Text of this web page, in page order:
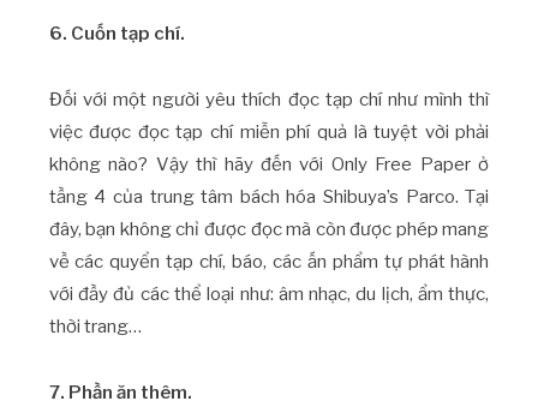
6. Cuốn tạp chí.
Đối với một người yêu thích đọc tạp chí như mình thì
việc được đọc tạp chí miễn phí quả là tuyệt vời phải
không nào? Vậy thì hãy đến với Only Free Paper ở
tầng 4 của trung tâm bách hóa Shibuya’s Parco. Tại
đây, bạn không chỉ được đọc mà còn được phép mang
về các quyển tạp chí, báo, các ấn phẩm tự phát hành
với đầy đủ các thể loại như: âm nhạc, du lịch, ẩm thực,
thời trang…
7. Phần ăn thêm.